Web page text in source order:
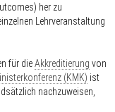
her zu
Lehrveranstaltung
für dieAkkreditierung von
(KMK) ist
nachzuweisen,